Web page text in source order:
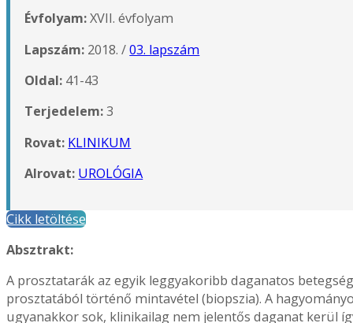
Évfolyam:XVII. évfolyam
Lapszám: 2018. /03. lapszám
Oldal: 41-43
Terjedelem:3
Rovat: KLINIKUM
Alrovat: UROLÓGIA
Cikk letöltése
Absztrakt:
A prosztatarák az egyik leggyakoribb daganatos
prosztatából történő mintavétel (biopszia). A
ugyanakkor sok, klinikailag nem jelentős daganat kerül